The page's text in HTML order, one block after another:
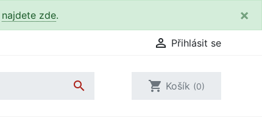
najdete zde. ×
 Přihlásit se
 shopping_cart Košík (0)